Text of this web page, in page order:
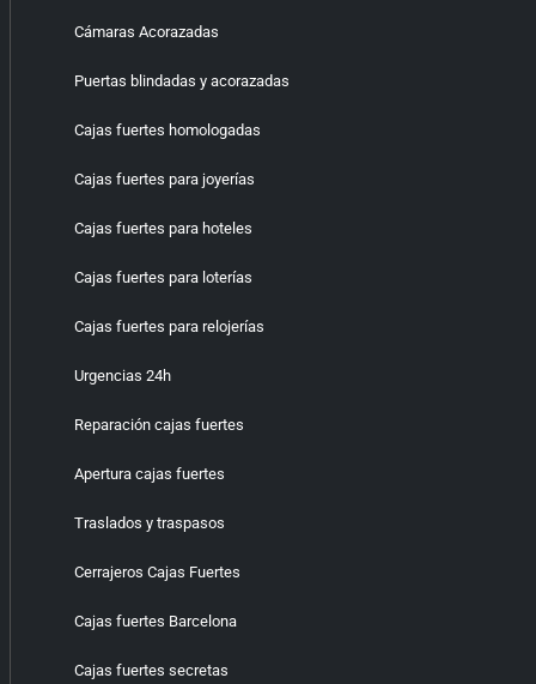
Cámaras Acorazadas
Puertas blindadas y acorazadas
Cajas fuertes homologadas
Cajas fuertes para joyerías
Cajas fuertes para hoteles
Cajas fuertes para loterías
Cajas fuertes para relojerías
Urgencias 24h
Reparación cajas fuertes
Apertura cajas fuertes
Traslados y traspasos
Cerrajeros Cajas Fuertes
Cajas fuertes Barcelona
Cajas fuertes secretas